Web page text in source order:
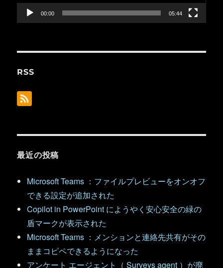
ー
00:00 05:44
RSS
最近の投稿
Microsoft Teams ：ファイルプレビューをオンオフ
できる設定が追加された
Copilot in PowerPoint にようやく安心安全の緑の
盾マークが表示された
Microsoft Teams ：メンションと連絡先共有がその
ままコピペできるようになった
アンケート エージェント（ Surveys agent ）が廃